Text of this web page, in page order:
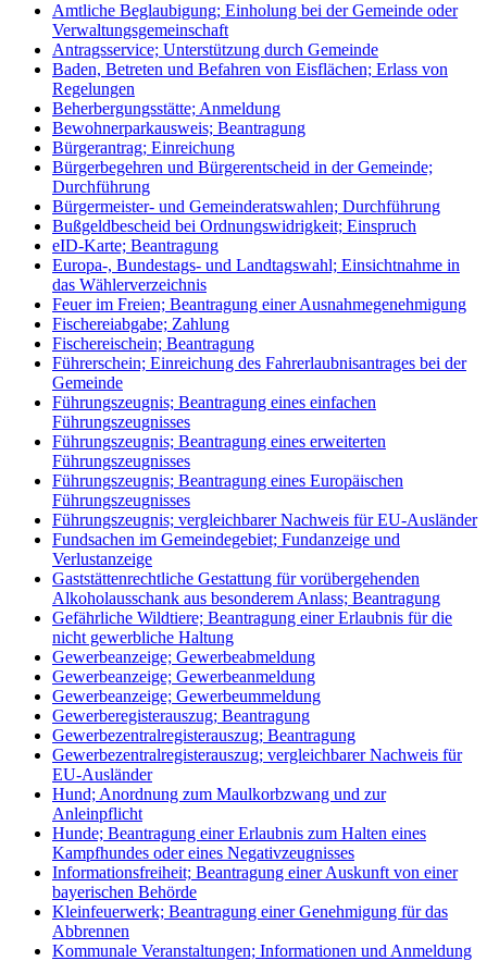
Amtliche Beglaubigung; Einholung bei der Gemeinde oder
Verwaltungsgemeinschaft
Antragsservice; Unterstützung durch Gemeinde
Baden, Betreten und Befahren von Eisflächen; Erlass von
Regelungen
Beherbergungsstätte; Anmeldung
Bewohnerparkausweis; Beantragung
Bürgerantrag; Einreichung
Bürgerbegehren und Bürgerentscheid in der Gemeinde;
Durchführung
Bürgermeister- und Gemeinderatswahlen; Durchführung
Bußgeldbescheid bei Ordnungswidrigkeit; Einspruch
eID-Karte; Beantragung
Europa-, Bundestags- und Landtagswahl; Einsichtnahme in
das Wählerverzeichnis
Feuer im Freien; Beantragung einer Ausnahmegenehmigung
Fischereiabgabe; Zahlung
Fischereischein; Beantragung
Führerschein; Einreichung des Fahrerlaubnisantrages bei der
Gemeinde
Führungszeugnis; Beantragung eines einfachen
Führungszeugnisses
Führungszeugnis; Beantragung eines erweiterten
Führungszeugnisses
Führungszeugnis; Beantragung eines Europäischen
Führungszeugnisses
Führungszeugnis; vergleichbarer Nachweis für EU-Ausländer
Fundsachen im Gemeindegebiet; Fundanzeige und
Verlustanzeige
Gaststättenrechtliche Gestattung für vorübergehenden
Alkoholausschank aus besonderem Anlass; Beantragung
Gefährliche Wildtiere; Beantragung einer Erlaubnis für die
nicht gewerbliche Haltung
Gewerbeanzeige; Gewerbeabmeldung
Gewerbeanzeige; Gewerbeanmeldung
Gewerbeanzeige; Gewerbeummeldung
Gewerberegisterauszug; Beantragung
Gewerbezentralregisterauszug; Beantragung
Gewerbezentralregisterauszug; vergleichbarer Nachweis für
EU-Ausländer
Hund; Anordnung zum Maulkorbzwang und zur
Anleinpflicht
Hunde; Beantragung einer Erlaubnis zum Halten eines
Kampfhundes oder eines Negativzeugnisses
Informationsfreiheit; Beantragung einer Auskunft von einer
bayerischen Behörde
Kleinfeuerwerk; Beantragung einer Genehmigung für das
Abbrennen
Kommunale Veranstaltungen; Informationen und Anmeldung